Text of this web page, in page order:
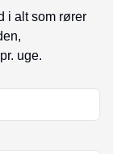
i alt som rører
uge.